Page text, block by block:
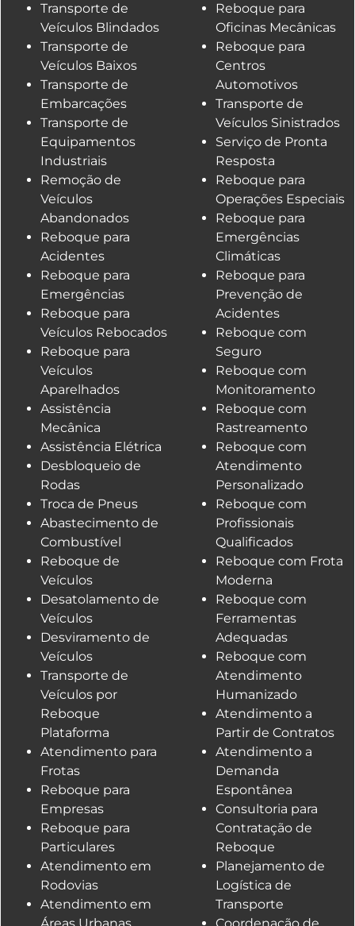
Transporte de
Veículos Blindados
Transporte de
Veículos Baixos
Transporte de
Embarcações
Transporte de
Equipamentos
Industriais
Remoção de
Veículos
Abandonados
Reboque para
Acidentes
Reboque para
Emergências
Reboque para
Veículos Rebocados
Reboque para
Veículos
Aparelhados
Assistência
Mecânica
Assistência Elétrica
Desbloqueio de
Rodas
Troca de Pneus
Abastecimento de
Combustível
Reboque de
Veículos
Desatolamento de
Veículos
Desviramento de
Veículos
Transporte de
Veículos por
Reboque
Plataforma
Atendimento para
Frotas
Reboque para
Empresas
Reboque para
Particulares
Atendimento em
Rodovias
Atendimento em
Reboque para
Oficinas Mecânicas
Reboque para
Centros
Automotivos
Transporte de
Veículos Sinistrados
Serviço de Pronta
Resposta
Reboque para
Operações Especiais
Reboque para
Emergências
Climáticas
Reboque para
Prevenção de
Acidentes
Reboque com
Seguro
Reboque com
Monitoramento
Reboque com
Rastreamento
Reboque com
Atendimento
Personalizado
Reboque com
Profissionais
Qualificados
Reboque com Frota
Moderna
Reboque com
Ferramentas
Adequadas
Reboque com
Atendimento
Humanizado
Atendimento a
Partir de Contratos
Atendimento a
Demanda
Espontânea
Consultoria para
Contratação de
Reboque
Planejamento de
Logística de
Transporte